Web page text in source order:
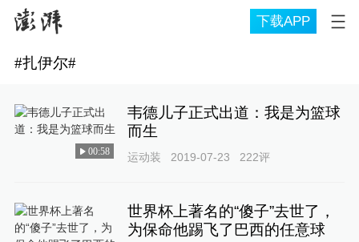
下载APP
#扎伊尔#
00:58
韦德儿子正式出道：我是为篮球
而生
运动装 2019-07-23 222评
世界杯上著名的“傻子”去世了，
为保命他踢飞了巴西的任意球